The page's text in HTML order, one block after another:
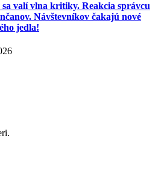
valí vlna kritiky. Reakcia správcu
Návštevníkov čakajú nové
jedla!